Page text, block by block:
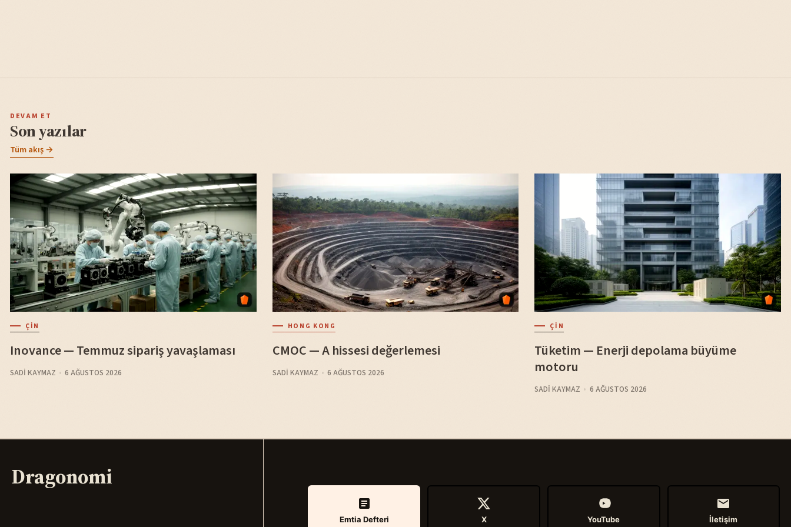
DEVAM ET
Son yazılar
Tüm akış →
ÇIN
Inovance — Temmuz sipariş yavaşlaması
SADI KAYMAZ 6 AĞUSTOS 2026
HONG KONG
CMOC — A hissesi değerlemesi
SADI KAYMAZ 6 AĞUSTOS 2026
ÇIN
Tüketim — Enerji depolama büyüme
motoru
SADI KAYMAZ 6 AĞUSTOS 2026
Dragonomi
Emtia Defteri X YouTube İletişim